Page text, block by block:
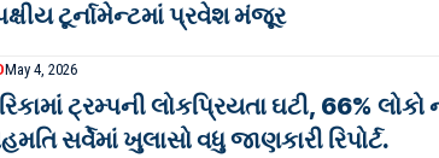
ટૂર્નામેન્ટમાં પ્રવેશ મંજૂર
May 4, 2026
ટ્રમ્પની લોકપ્રિયતા ઘટી, 66% લોકો
સર્વેમાં ખુલાસો વધુ જાણકારી રિપોર્ટ.